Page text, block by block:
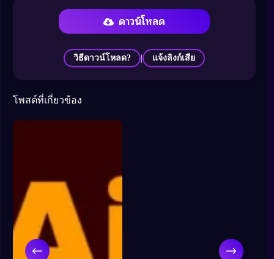
ดาวน์โหลด
วิธีดาวน์โหลด? | แจ้งลิงก์เสีย
โพสต์ที่เกี่ยวข้อง